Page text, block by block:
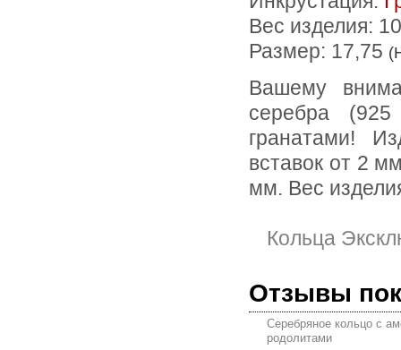
Вес изделия:
Размер: 17,75
Вашему вниманию предлагается кольцо из стерлингового
серебра
гранатами!
вставок от 2
мм. Вес
Кольца
Отзывы
Серебряное кольцо с
родолитами